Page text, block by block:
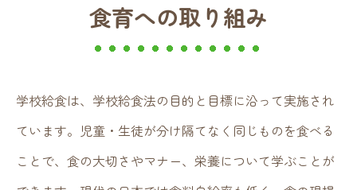
食育への取り組み
学校給食は、学校給食法の目的と目標に沿って実施され
ています。児童・生徒が分け隔てなく同じものを食べる
ことで、食の大切さやマナー、栄養について学ぶことが